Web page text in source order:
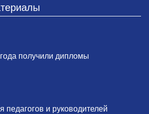
получили дипломы
педагогов и руководителей